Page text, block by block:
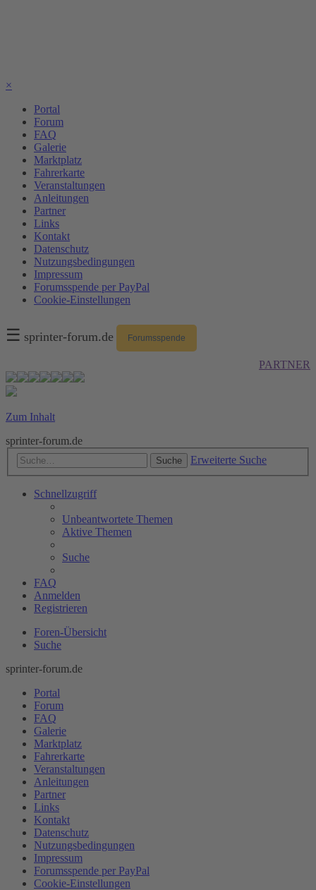
×
Portal
Forum
FAQ
Galerie
Marktplatz
Fahrerkarte
Veranstaltungen
Anleitungen
Partner
Links
Kontakt
Datenschutz
Nutzungsbedingungen
Impressum
Forumsspende per PayPal
Cookie-Einstellungen
☰ sprinter-forum.de Forumsspende
PARTNER
Zum Inhalt
sprinter-forum.de
Suche Erweiterte Suche
Schnellzugriff
Unbeantwortete Themen
Aktive Themen
Suche
FAQ
Anmelden
Registrieren
Foren-Übersicht
Suche
sprinter-forum.de
Portal
Forum
FAQ
Galerie
Marktplatz
Fahrerkarte
Veranstaltungen
Anleitungen
Partner
Links
Kontakt
Datenschutz
Nutzungsbedingungen
Impressum
Forumsspende per PayPal
Cookie-Einstellungen